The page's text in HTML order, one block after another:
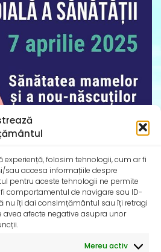
experiență, folosim tehnologii, cum ar fi
sau accesa informațiile despre
pentru aceste tehnologii ne permite
comportamentul de navigare sau ID-
nu îți dai consimțământul sau îți retragi
afecte negative asupra unor
Mereu activ
Sănătății – 7 aprilie 2025
– o prioritate pentru un
! Cu ocazia Zilei